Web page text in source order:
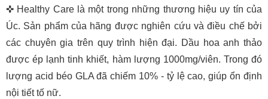
✜ Healthy Care là một trong những thương hiệu uy tín của
Úc. Sản phẩm của hãng được nghiên cứu và điều chế bởi
các chuyên gia trên quy trình hiện đại. Dầu hoa anh thảo
được ép lạnh tinh khiết, hàm lượng 1000mg/viên. Trong đó
lượng acid béo GLA đã chiếm 10% - tỷ lệ cao, giúp ổn định
nội tiết tố nữ.